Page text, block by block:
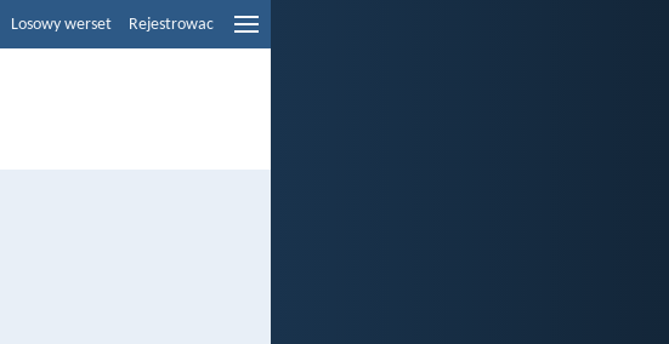
Losowy werset Rejestrowac